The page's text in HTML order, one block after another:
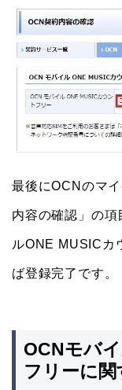
最後にOCNのマ
内容の確認」の項
ルONE MUSICカ
ば登録完了です。
OCNモバ
フリーに関